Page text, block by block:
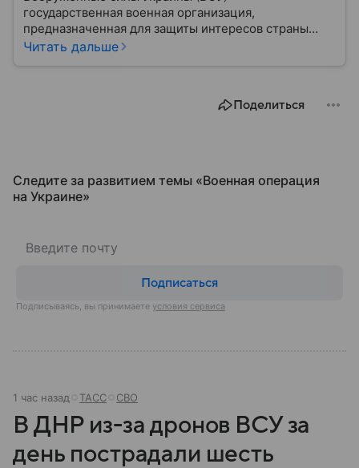
государственная военная организация,
предназначенная для защиты интересов страны
военным путем. Была создана после
Читать дальше
Поделиться
Следите за развитием темы «Военная операция
на Украине»
Подписаться
Подписываясь, вы принимаете условия сервиса
1 час назад ТАСС СВО
В ДНР из-за дронов ВСУ за
день пострадали шесть